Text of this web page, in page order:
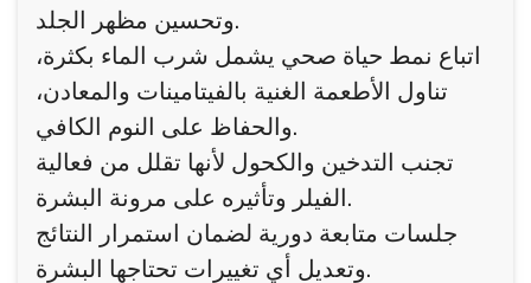
وتحسين مظهر الجلد.
اتباع نمط حياة صحي يشمل شرب الماء بكثرة،
تناول الأطعمة الغنية بالفيتامينات والمعادن،
والحفاظ على النوم الكافي.
تجنب التدخين والكحول لأنها تقلل من فعالية
الفيلر وتأثيره على مرونة البشرة.
جلسات متابعة دورية لضمان استمرار النتائج
وتعديل أي تغييرات تحتاجها البشرة.